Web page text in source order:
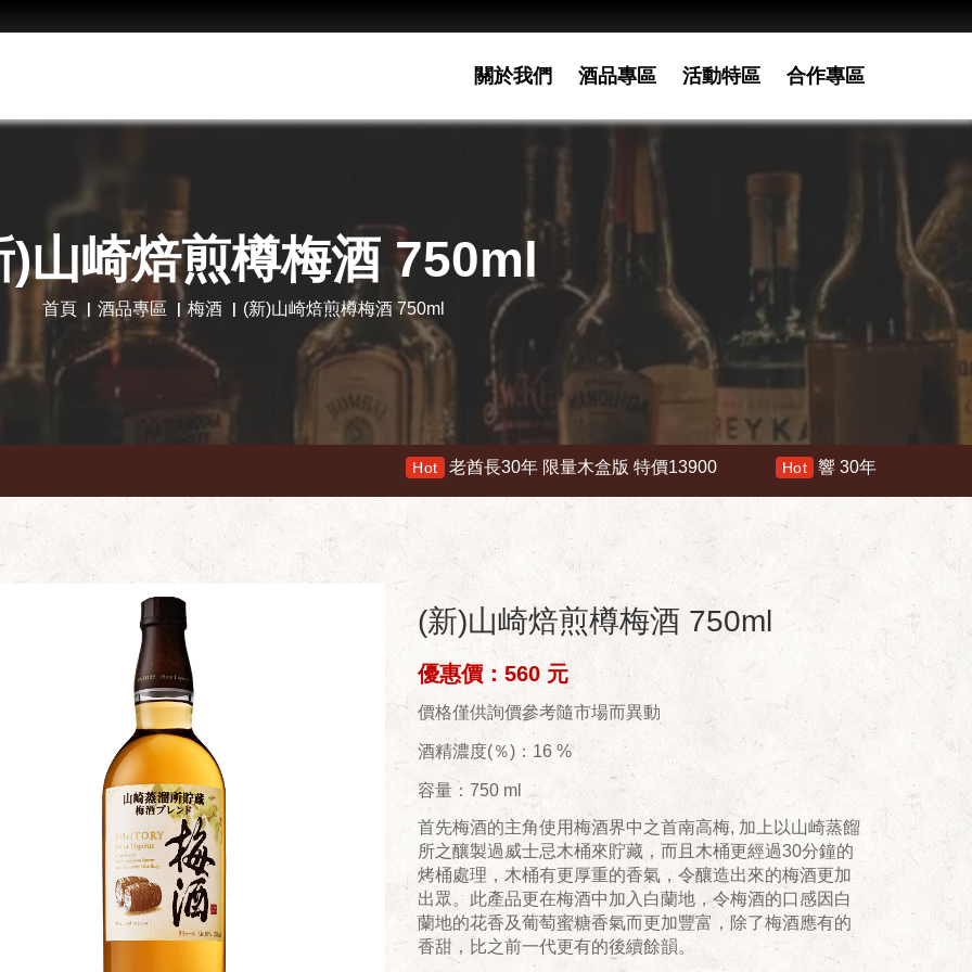
關於我們 酒品專區 活動特區 合作專區
)山崎焙煎樽梅酒 750ml
首頁 酒品專區 梅酒 (新)山崎焙煎樽梅酒 750ml
老酋長30年 限量木盒版 特價13900 Hot 響 30年 特價 178000
(新)山崎焙煎樽梅酒 750ml
優惠價：560 元
價格僅供詢價參考隨市場而異動
酒精濃度(％)：16 %
容量：750 ml
首先梅酒的主角使用梅酒界中之首南高梅, 加上以山崎蒸餾
所之釀製過威士忌木桶來貯藏，而且木桶更經過30分鐘的
烤桶處理，木桶有更厚重的香氣，令釀造出來的梅酒更加
出眾。此產品更在梅酒中加入白蘭地，令梅酒的口感因白
蘭地的花香及葡萄蜜糖香氣而更加豐富，除了梅酒應有的
香甜，比之前一代更有的後續餘韻。